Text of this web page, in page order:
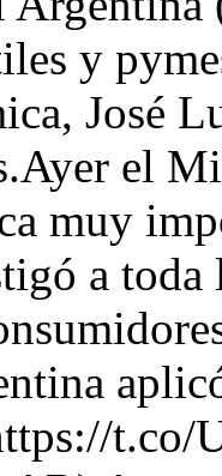
y
José
el
muy
a